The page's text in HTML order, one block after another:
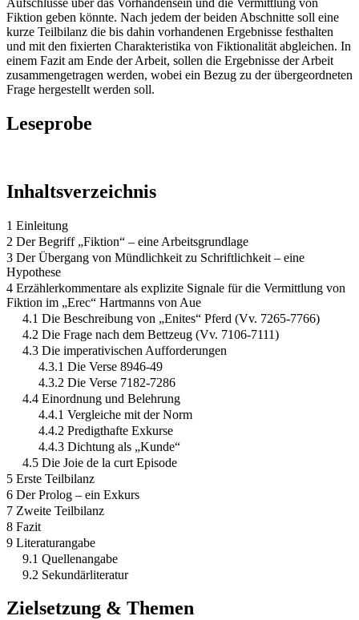
Fiktion geben könnte. Nach jedem der beiden Abschnitte soll eine
kurze Teilbilanz die bis dahin vorhandenen Ergebnisse festhalten
und mit den fixierten Charakteristika von Fiktionalität abgleichen. In
einem Fazit am Ende der Arbeit, sollen die Ergebnisse der Arbeit
zusammengetragen werden, wobei ein Bezug zu der übergeordneten
Frage hergestellt werden soll.
Leseprobe
Inhaltsverzeichnis
1 Einleitung
2 Der Begriff „Fiktion“ – eine Arbeitsgrundlage
3 Der Übergang von Mündlichkeit zu Schriftlichkeit – eine
Hypothese
4 Erzählerkommentare als explizite Signale für die Vermittlung von
Fiktion im „Erec“ Hartmanns von Aue
4.1 Die Beschreibung von „Enites“ Pferd (Vv. 7265-7766)
4.2 Die Frage nach dem Bettzeug (Vv. 7106-7111)
4.3 Die imperativischen Aufforderungen
4.3.1 Die Verse 8946-49
4.3.2 Die Verse 7182-7286
4.4 Einordnung und Belehrung
4.4.1 Vergleiche mit der Norm
4.4.2 Predigthafte Exkurse
4.4.3 Dichtung als „Kunde“
4.5 Die Joie de la curt Episode
5 Erste Teilbilanz
6 Der Prolog – ein Exkurs
7 Zweite Teilbilanz
8 Fazit
9 Literaturangabe
9.1 Quellenangabe
9.2 Sekundärliteratur
Zielsetzung & Themen